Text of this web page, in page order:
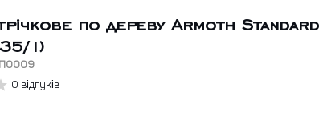
по дереву Armoth
1)
0 відгуків